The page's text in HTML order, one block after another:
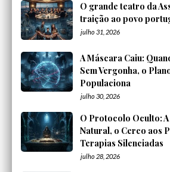
O grande teatro da
traição ao povo
julho 31, 2026
A Máscara Caiu:
Sem Vergonha, o
Populaciona
julho 30, 2026
O Protocolo Oculto:
Natural, o Cerco aos
Terapias Silenciadas
julho 28, 2026